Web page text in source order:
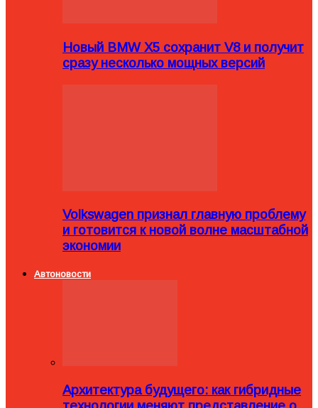
Новый BMW X5 сохранит V8 и получит
сразу несколько мощных версий
Volkswagen признал главную проблему
и готовится к новой волне масштабной
экономии
Автоновости
Архитектура будущего: как гибридные